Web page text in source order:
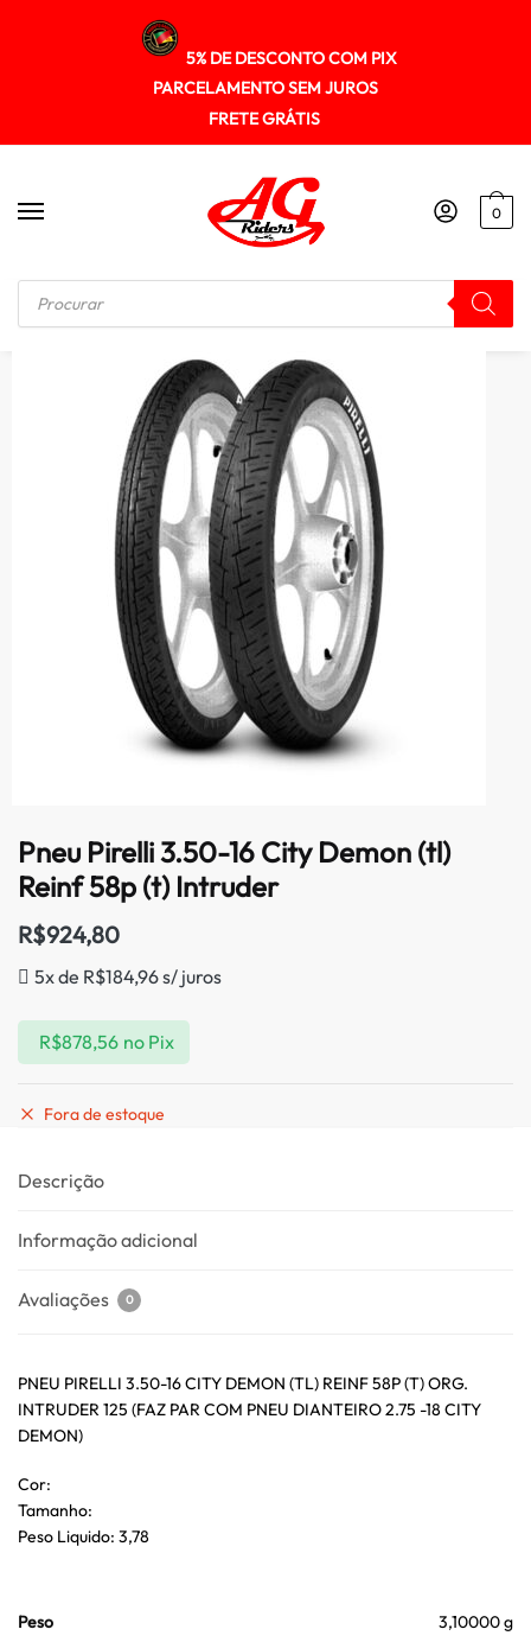
5% DE DESCONTO COM PIX
PARCELAMENTO SEM JUROS
FRETE GRÁTIS
0
Início / PNEUS Pneu Pirelli 3.50-16 City Demon (tl) Reinf 58p (t) Intruder
Pneu Pirelli 3.50-16 City Demon (tl)
Reinf 58p (t) Intruder
R$924,80
5x de R$184,96s/ juros
R$878,56 no Pix
Fora de estoque
Descrição
Informação adicional
Avaliações 0
PNEU PIRELLI 3.50-16 CITY DEMON (TL) REINF 58P (T) ORG.
INTRUDER 125 (FAZ PAR COM PNEU DIANTEIRO 2.75 -18 CITY
DEMON)
Cor:
Tamanho:
Peso Liquido: 3,78
Peso 3,10000 g